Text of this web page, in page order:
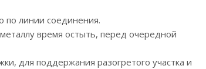
по линии соединения.
время остыть, перед очередной
для поддержания разогретого участка и